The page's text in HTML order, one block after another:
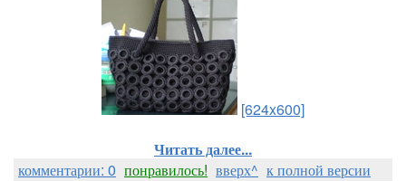
[624x600]
Читать далее...
комментарии: 0 понравилось! вверх^ к полной версии